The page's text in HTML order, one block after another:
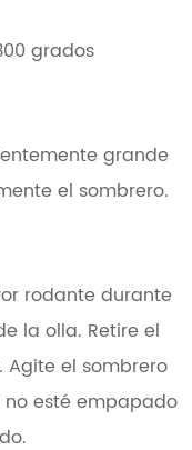
grados
grande
el sombrero.
rodante durante
la olla. Retire el
Agite el sombrero
esté empapado